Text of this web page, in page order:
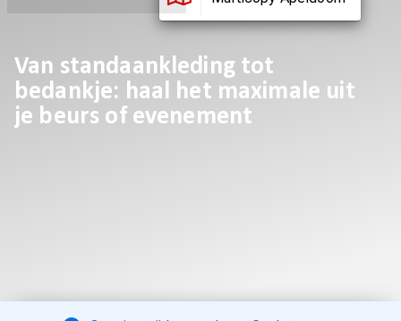
Van standaankleding tot
bedankje: haal het maximale uit
je beurs of evenement